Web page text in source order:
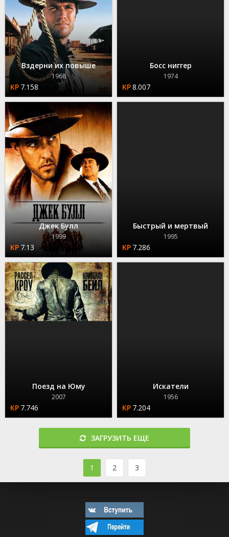
Вздерни их повыше
1968
7.158
Босс ниггер
1974
8.007
Джек Булл
1999
7.13
Быстрый и мертвый
1995
7.286
Поезд на Юму
2007
7.746
Искатели
1956
7.204
ЗАГРУЗИТЬ ЕЩЕ
1 2 3